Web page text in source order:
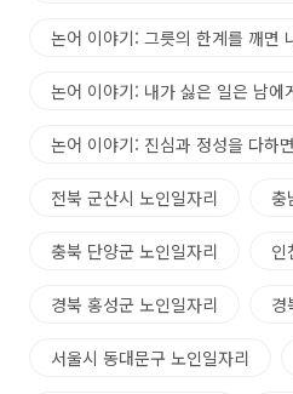
논어 이야기: 그릇의 한계를 깨면
논어 이야기: 내가 싫은 일은 남에
논어 이야기: 진심과 정성을 다하
전북 군산시 노인일자리 충
충북 단양군 노인일자리 인
경북 홍성군 노인일자리 경
서울시 동대문구 노인일자리